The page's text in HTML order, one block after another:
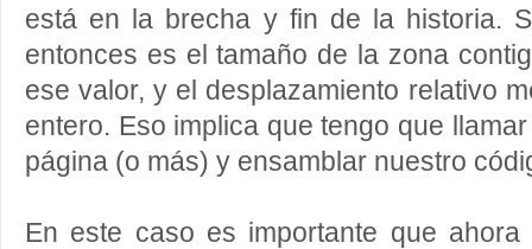
está en la brecha y fin de la historia.
entonces es el tamaño de la zona
ese valor, y el desplazamiento relativo
entero. Eso implica que tengo que
página (o más) y ensamblar nuestro
En este caso es importante que